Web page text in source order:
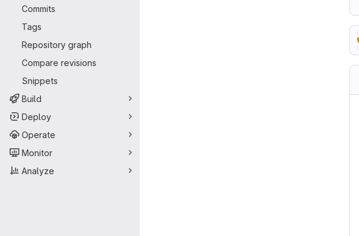
Commits
Tags
Repository graph
Compare revisions
Snippets
Build
Deploy
Operate
Monitor
Analyze